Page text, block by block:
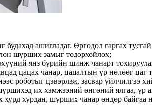
ашигладаг. Өргөдөл гаргах
шүрших замыг тодорхойлох;
янз бүрийн шинж чанарт
цацах чанар, цацалтын үр нөлөөг цаг
роботыг цэвэрлэж, засвар үйлчилгээ
их хэмжээний өнгөний ялгаа, үр
хурдан, шүрших чанар өндөр байгаа